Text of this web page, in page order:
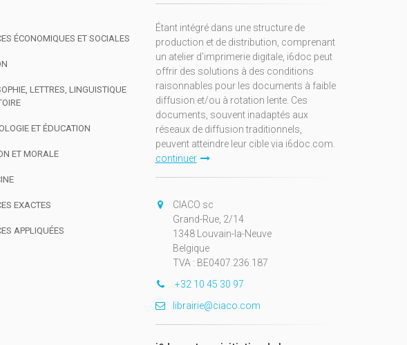
ÉCONOMIQUES ET SOCIALES
LETTRES, LINGUISTIQUE
ET ÉDUCATION
ET MORALE
EXACTES
APPLIQUÉES
Étant intégré dans une structure de
production et de distribution, comprenant
un atelier d'imprimerie digitale, i6doc peut
offrir des solutions à des conditions
raisonnables pour les documents à faible
diffusion et/ou à rotation lente. Ces
documents, souvent inadaptés aux
réseaux de diffusion traditionnels,
peuvent atteindre leur cible via i6doc.com.
continuer
CIACO sc
Grand-Rue, 2/14
1348 Louvain-la-Neuve
Belgique
TVA : BE0407.236.187
+32 10 45 30 97
librairie@ciaco.com